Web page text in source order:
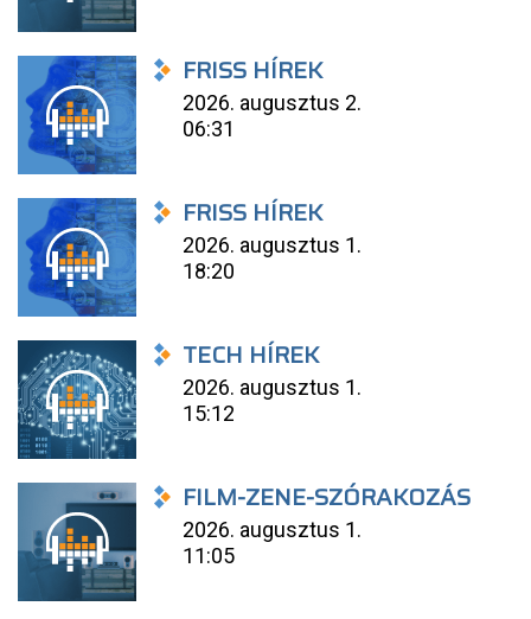
FRISS HÍREK
2026. augusztus 2.
06:31
FRISS HÍREK
2026. augusztus 1.
18:20
TECH HÍREK
2026. augusztus 1.
15:12
FILM-ZENE-SZÓRAKOZÁS
2026. augusztus 1.
11:05